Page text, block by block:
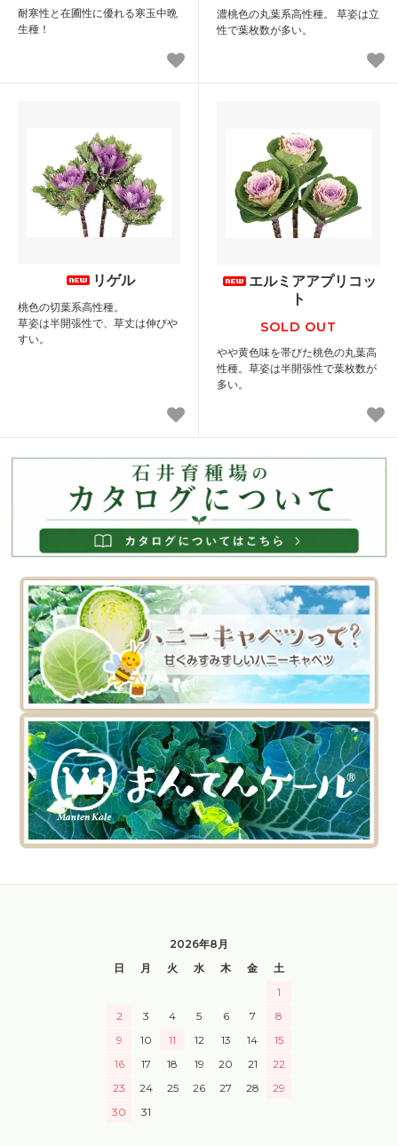
耐寒性と在圃性に優れる寒玉中晩
生種！
濃桃色の丸葉系高性種。 草姿は立
性で葉枚数が多い。
リゲル
桃色の切葉系高性種。
草姿は半開張性で、草丈は伸びや
すい。
エルミアアプリコッ
ト
SOLD OUT
やや黄色味を帯びた桃色の丸葉高
性種。草姿は半開張性で葉枚数が
多い。
2026年8月
日
月 火 水 木 金
土
1
2
3 4 5 6 7
8
9
10 11 12 13 14
15
16
17 18 19 20 21
22
23
24 25 26 27 28
29
30
31